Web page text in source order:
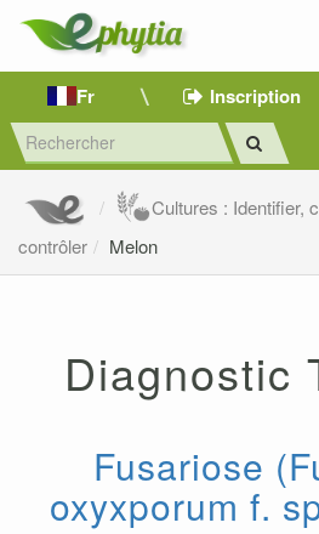
Fr Inscription
Cultures : Identifier,
contrôler
Melon
Diagnostic
Fusariose
oxyxporum f.